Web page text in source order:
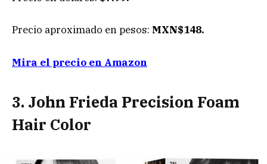
Precio aproximado en pesos: MXN$148.
Mira el precio en Amazon
3. John Frieda Precision Foam
Hair Color